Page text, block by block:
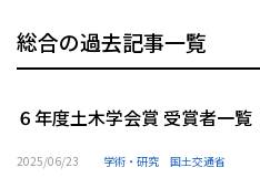
総合の過去記事一覧
６年度土木学会賞 受賞者一覧
2025/06/23 学術・研究 国土交通省